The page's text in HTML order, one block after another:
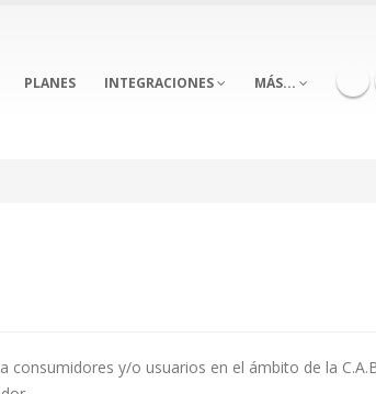
PLANES INTEGRACIONES MÁS...
y/o usuarios en el ámbito de la